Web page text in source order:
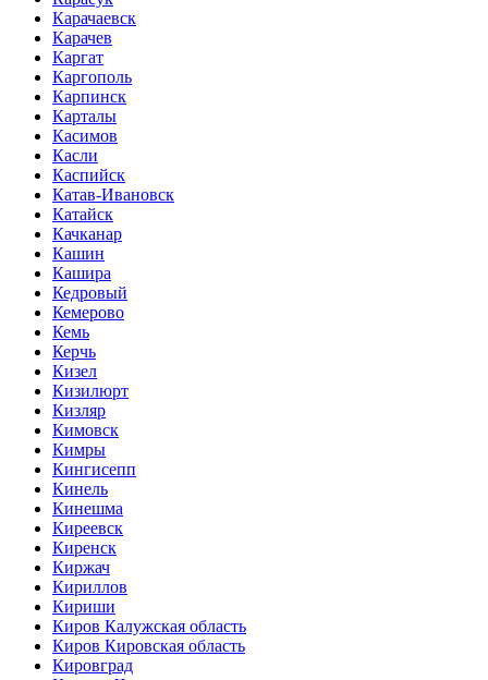
Карачаевск
Карачев
Каргат
Каргополь
Карпинск
Карталы
Касимов
Касли
Каспийск
Катав-Ивановск
Катайск
Качканар
Кашин
Кашира
Кедровый
Кемерово
Кемь
Керчь
Кизел
Кизилюрт
Кизляр
Кимовск
Кимры
Кингисепп
Кинель
Кинешма
Киреевск
Киренск
Киржач
Кириллов
Кириши
Киров Калужская область
Киров Кировская область
Кировград